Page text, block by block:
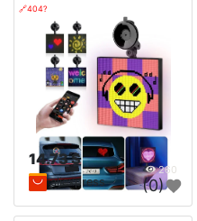
🔗404?
14.73 $
260
aliexpress (0)